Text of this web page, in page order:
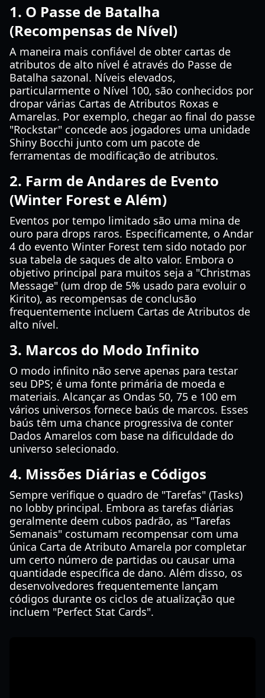
1. O Passe de Batalha
(Recompensas de Nível)
A maneira mais confiável de obter cartas de
atributos de alto nível é através do Passe de
Batalha sazonal. Níveis elevados,
particularmente o Nível 100, são conhecidos por
dropar várias Cartas de Atributos Roxas e
Amarelas. Por exemplo, chegar ao final do passe
"Rockstar" concede aos jogadores uma unidade
Shiny Bocchi junto com um pacote de
ferramentas de modificação de atributos.
2. Farm de Andares de Evento
(Winter Forest e Além)
Eventos por tempo limitado são uma mina de
ouro para drops raros. Especificamente, o Andar
4 do evento Winter Forest tem sido notado por
sua tabela de saques de alto valor. Embora o
objetivo principal para muitos seja a "Christmas
Message" (um drop de 5% usado para evoluir o
Kirito), as recompensas de conclusão
frequentemente incluem Cartas de Atributos de
alto nível.
3. Marcos do Modo Infinito
O modo infinito não serve apenas para testar
seu DPS; é uma fonte primária de moeda e
materiais. Alcançar as Ondas 50, 75 e 100 em
vários universos fornece baús de marcos. Esses
baús têm uma chance progressiva de conter
Dados Amarelos com base na dificuldade do
universo selecionado.
4. Missões Diárias e Códigos
Sempre verifique o quadro de "Tarefas" (Tasks)
no lobby principal. Embora as tarefas diárias
geralmente deem cubos padrão, as "Tarefas
Semanais" costumam recompensar com uma
única Carta de Atributo Amarela por completar
um certo número de partidas ou causar uma
quantidade específica de dano. Além disso, os
desenvolvedores frequentemente lançam
códigos durante os ciclos de atualização que
incluem "Perfect Stat Cards".